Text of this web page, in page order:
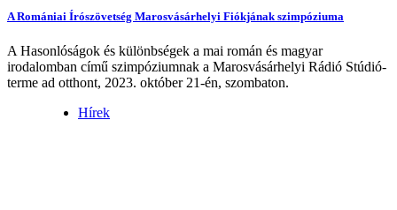
A Romániai Írószövetség Marosvásárhelyi Fiókjának szimpóziuma
A Hasonlóságok és különbségek a mai román és magyar
irodalomban című szimpóziumnak a Marosvásárhelyi Rádió Stúdió-
terme ad otthont, 2023. október 21-én, szombaton.
Hírek